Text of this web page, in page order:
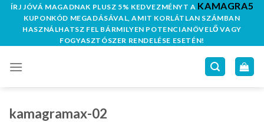
SkipÍRJ JÓVÁ MAGADNAK PLUSZ 5% KEDVEZMÉNYT A KAMAGRA5
KUPONKÓD MEGADÁSÁVAL, AMIT KORLÁTLAN SZÁMBAN
HASZNÁLHATSZ FEL BÁRMILYEN POTENCIANÖVELŐ VAGY
FOGYASZTÓSZER RENDELÉSE ESETÉN!
kamagramax-02